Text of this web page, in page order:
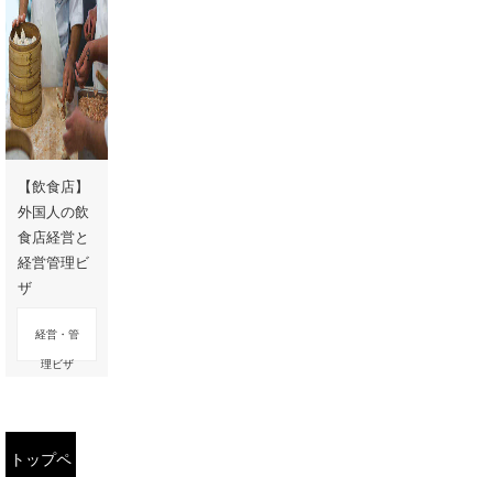
【飲食店】
外国人の飲
食店経営と
経営管理ビ
ザ
経営・管
理ビザ
トップペ